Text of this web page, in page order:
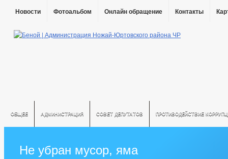
Новости Фотоальбом Онлайн обращение Контакты
ОБЩЕЕ АДМИНИСТРАЦИЯ СОВЕТ ДЕПУТАТОВ ПРОТИВОДЕЙСТВИЕ
Не убран мусор, яма